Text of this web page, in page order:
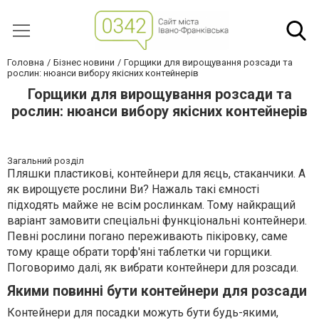
Головна Бізнес новини
Горщики для вирощування розсади та
рослин: нюанси вибору якісних контейнерів
Горщики для вирощування розсади та
рослин: нюанси вибору якісних контейнерів
Загальний розділ
Пляшки пластикові, контейнери для яєць, стаканчики. А
як вирощуєте рослини Ви? Нажаль такі ємності
підходять майже не всім рослинкам. Тому найкращий
варіант замовити спеціальні функціональні контейнери.
Певні рослини погано переживають пікіровку, саме
тому краще обрати торф'яні таблетки чи горщики.
Поговоримо далі, як вибрати контейнери для розсади.
Якими повинні бути контейнери для розсади
Контейнери для посадки можуть бути будь-якими,